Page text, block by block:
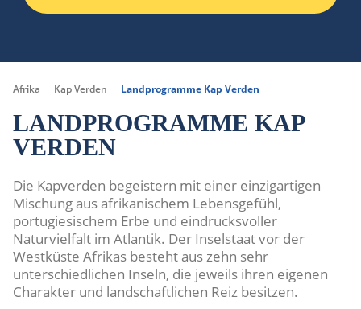
Afrika Kap Verden Landprogramme Kap Verden
LANDPROGRAMME KAP
VERDEN
Die Kapverden begeistern mit einer einzigartigen
Mischung aus afrikanischem Lebensgefühl,
portugiesischem Erbe und eindrucksvoller
Naturvielfalt im Atlantik. Der Inselstaat vor der
Westküste Afrikas besteht aus zehn sehr
unterschiedlichen Inseln, die jeweils ihren eigenen
Charakter und landschaftlichen Reiz besitzen.